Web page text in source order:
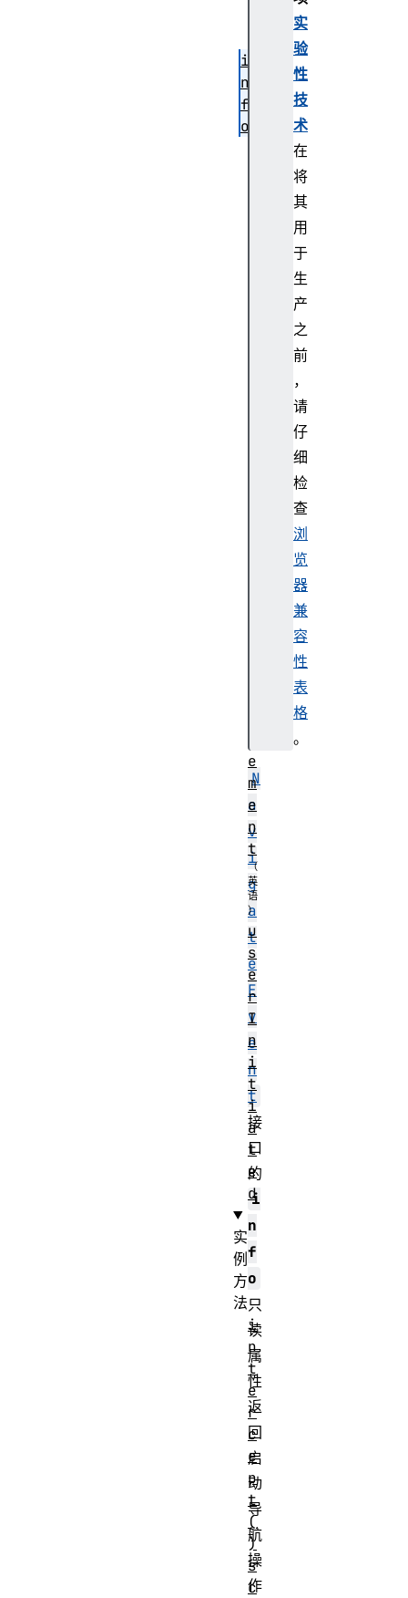
实
验
性
技
术
在
将
其
用
于
生
产
之
前
，
请
仔
细
检
查
浏
览
器
兼
容
性
表
格
。
N
a
v
i
g
a
t
e
E
v
e
n
t
接
口
的
i
n
f
o
只
读
属
性
返
回
启
动
导
航
操
作
i
n
f
o
e
m
e
n
t
u
s
e
r
I
n
i
t
i
a
t
e
d
实
例
方
法
i
n
t
e
r
c
e
p
t
(
)
s
c